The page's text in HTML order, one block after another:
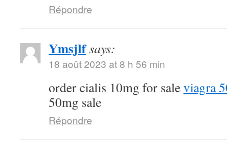
Répondre
Ymsjlfsays:
18 août 2023 at 8 h 56 min
order cialis 10mg for saleviagra
50mg sale
Répondre